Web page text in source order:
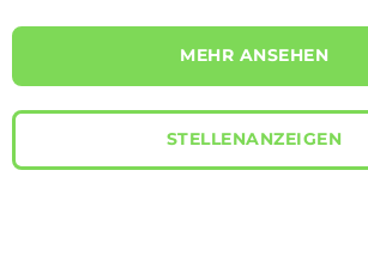
MEHR ANSEHEN
STELLENANZEIGEN